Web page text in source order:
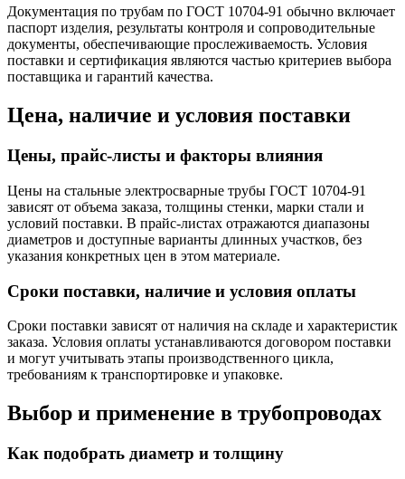
Документация по трубам по ГОСТ 10704-91 обычно включает
паспорт изделия, результаты контроля и сопроводительные
документы, обеспечивающие прослеживаемость. Условия
поставки и сертификация являются частью критериев выбора
поставщика и гарантий качества.
Цена, наличие и условия поставки
Цены, прайс-листы и факторы влияния
Цены на стальные электросварные трубы ГОСТ 10704-91
зависят от объема заказа, толщины стенки, марки стали и
условий поставки. В прайс-листах отражаются диапазоны
диаметров и доступные варианты длинных участков, без
указания конкретных цен в этом материале.
Сроки поставки, наличие и условия оплаты
Сроки поставки зависят от наличия на складе и характеристик
заказа. Условия оплаты устанавливаются договором поставки
и могут учитывать этапы производственного цикла,
требованиям к транспортировке и упаковке.
Выбор и применение в трубопроводах
Как подобрать диаметр и толщину